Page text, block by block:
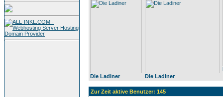
Die Ladiner Die Ladiner
Zur Zeit aktive Benutzer: 145